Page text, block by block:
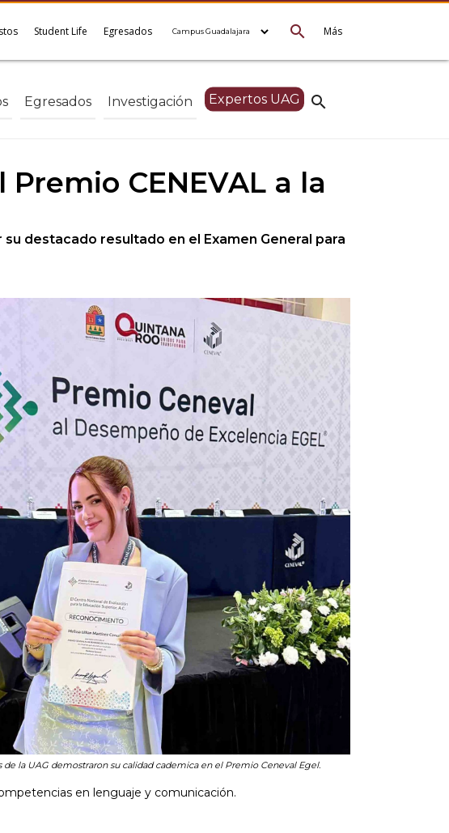
Más
search
Student Life Egresados
search
Egresados Investigación Expertos UAG
CENEVAL a la
destacado resultado en el Examen General para
de la UAG demostraron su calidad cademica en el Premio Ceneval Egel.
en lenguaje y comunicación.